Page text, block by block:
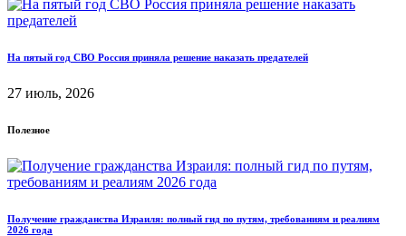
На пятый год СВО Россия приняла решение наказать предателей
27 июль, 2026
Полезное
Получение гражданства Израиля: полный гид по путям, требованиям и реалиям
2026 года